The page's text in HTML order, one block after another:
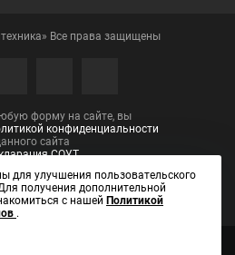
Все права защищены
форму на сайте, вы
конфиденциальности
сайта
СОУТ
ОГРН 304434531001090
для улучшения пользовательского
получения дополнительной
с нашей Политикой
.